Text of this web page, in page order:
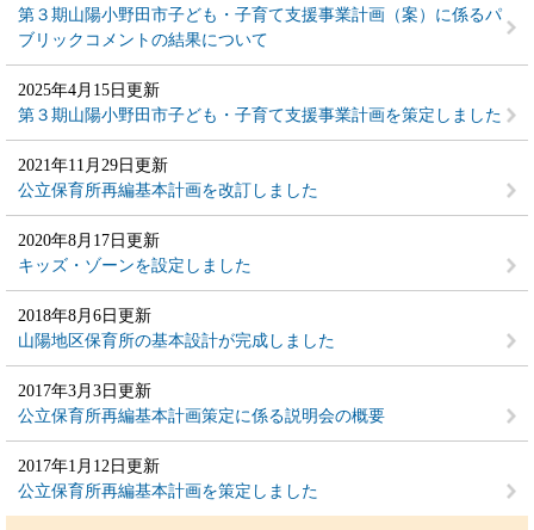
第３期山陽小野田市子ども・子育て支援事業計画（案）に係るパ
ブリックコメントの結果について
2025年4月15日更新
第３期山陽小野田市子ども・子育て支援事業計画を策定しました
2021年11月29日更新
公立保育所再編基本計画を改訂しました
2020年8月17日更新
キッズ・ゾーンを設定しました
2018年8月6日更新
山陽地区保育所の基本設計が完成しました
2017年3月3日更新
公立保育所再編基本計画策定に係る説明会の概要
2017年1月12日更新
公立保育所再編基本計画を策定しました